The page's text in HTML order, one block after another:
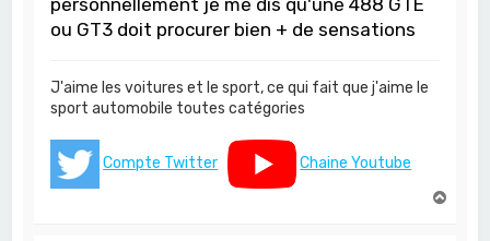
personnellement je me dis qu'une 488 GTE
ou GT3 doit procurer bien + de sensations
J'aime les voitures et le sport, ce qui fait que j'aime le
sport automobile toutes catégories
Compte Twitter
Chaine Youtube